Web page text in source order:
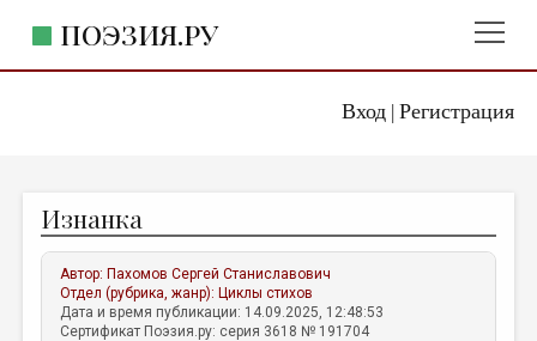
Вход| Регистрация
ПОЭЗИЯ.РУ
ЖАНРЫ
АВТОРЫ
КОММЕНТАРИИ
Изнанка
Автор: Пахомов Сергей Станиславович
Отдел (рубрика, жанр): Циклы стихов
Дата и время публикации: 14.09.2025, 12:48:53
Сертификат Поэзия.ру: серия 3618 № 191704